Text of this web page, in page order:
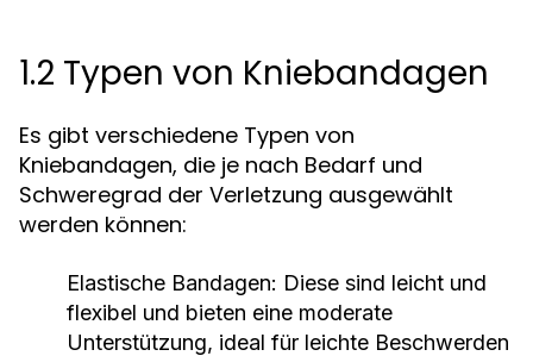
1.2 Typen von Kniebandagen
Es gibt verschiedene Typen von
Kniebandagen, die je nach Bedarf und
Schweregrad der Verletzung ausgewählt
werden können:
Elastische Bandagen: Diese sind leicht und
flexibel und bieten eine moderate
Unterstützung, ideal für leichte Beschwerden